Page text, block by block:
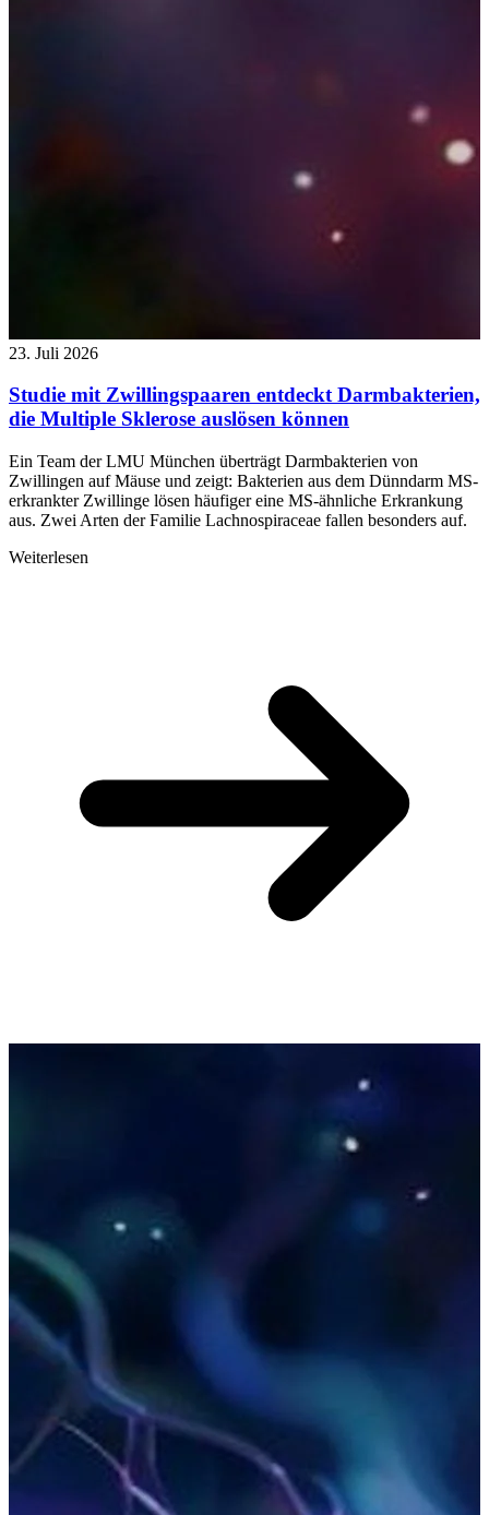
23. Juli 2026
Studie mit Zwillingspaaren entdeckt Darmbakterien,
die Multiple Sklerose auslösen können
Ein Team der LMU München überträgt Darmbakterien von
Zwillingen auf Mäuse und zeigt: Bakterien aus dem Dünndarm MS-
erkrankter Zwillinge lösen häufiger eine MS-ähnliche Erkrankung
aus. Zwei Arten der Familie Lachnospiraceae fallen besonders auf.
Weiterlesen